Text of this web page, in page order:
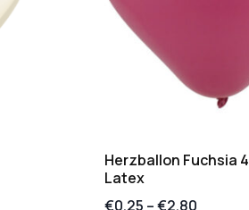
Herzballon Fuchsia
Latex
€0.25 –€2.80